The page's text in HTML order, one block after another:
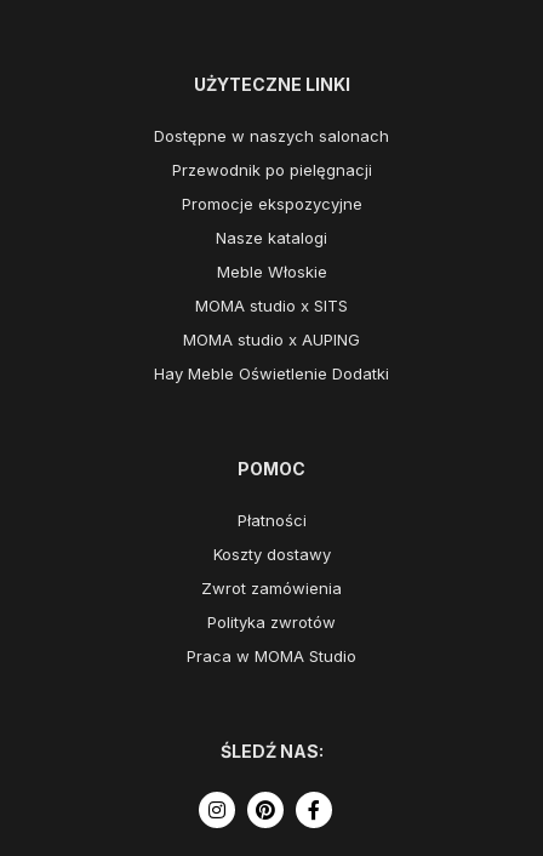
UŻYTECZNE LINKI
Dostępne w naszych salonach
Przewodnik po pielęgnacji
Promocje ekspozycyjne
Nasze katalogi
Meble Włoskie
MOMA studio x SITS
MOMA studio x AUPING
Hay Meble Oświetlenie Dodatki
POMOC
Płatności
Koszty dostawy
Zwrot zamówienia
Polityka zwrotów
Praca w MOMA Studio
ŚLEDŹ NAS: